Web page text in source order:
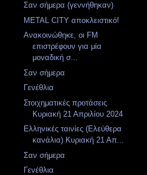
Σαν σήμερα (γεννήθηκαν)
METAL CITY αποκλειστικό!
Ανακοινώθηκε, οι FM
επιστρέφουν για μία
μοναδική σ...
Σαν σήμερα
Γενέθλια
Στοιχηματικές προτάσεις
Κυριακή 21 Απριλίου 2024
Ελληνικές ταινίες (Ελεύθερα
κανάλια) Κυριακή 21 Απ...
Σαν σήμερα
Γενέθλια